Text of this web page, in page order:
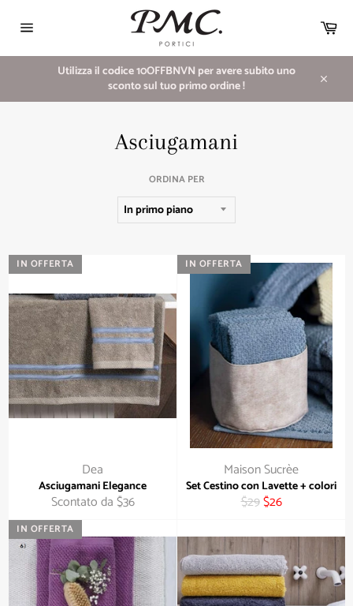
direttamente
contenuti
del
Utilizza il codice 10OFFBNVN per avere subito uno
sconto sul tuo primo ordine !
Asciugamani
ORDINA PER
Dea
Asciugamani Elegance
Scontato da $36
IN OFFERTA
Maison Sucrèe
Set Cestino con Lavette + colori
Prezzo
listino
$29Prezzo
$26
IN OFFERTA
IN OFFERTA